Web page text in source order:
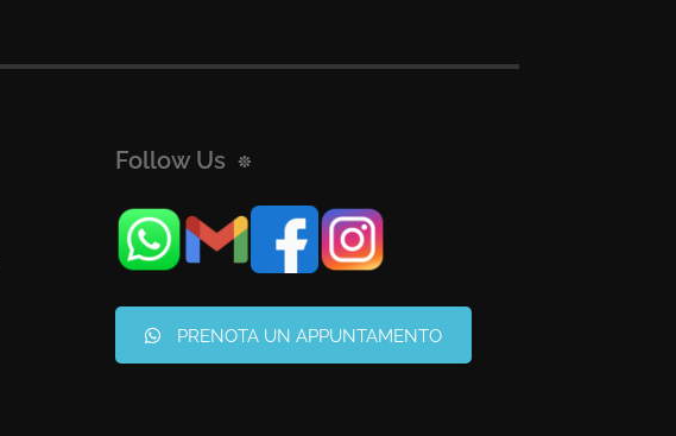
Follow Us
PRENOTA UN APPUNTAMENTO